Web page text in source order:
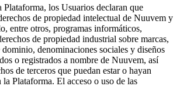
Plataforma, los Usuarios declaran que
de propiedad intelectual de Nuuvem y
entre otros, programas informáticos,
de propiedad industrial sobre marcas,
dominio, denominaciones sociales y diseños
o registrados a nombre de Nuuvem, así
de terceros que puedan estar o hayan
la Plataforma. El acceso o uso de las